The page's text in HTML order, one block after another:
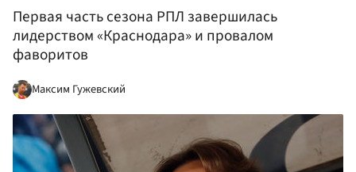
Первая часть сезона РПЛ завершилась
лидерством «Краснодара» и провалом
фаворитов
Максим Гужевский